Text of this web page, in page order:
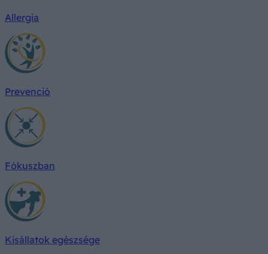
Allergia
Prevenció
Fókuszban
Kisállatok egészsége